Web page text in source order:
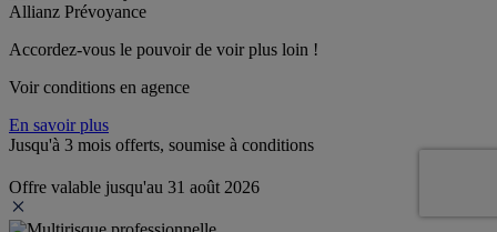
Allianz Prévoyance
Accordez-vous le pouvoir de voir plus loin !
Voir conditions en agence
En savoir plus
Jusqu'à 3 mois offerts, soumise à conditions
Offre valable jusqu'au 31 août 2026